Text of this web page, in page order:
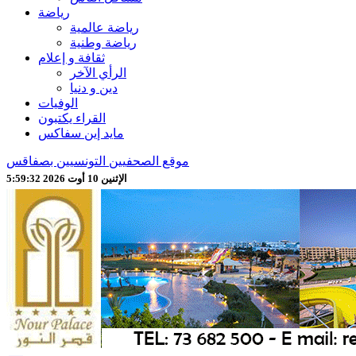
رياضة
رياضة عالمية
رياضة وطنية
ثقافة و إعلام
الرأي الآخر
دين و دنيا
الوفيات
القراء يكتبون
مايد إين سفاكس
موقع الصحفيين التونسيين بصفاقس
الإثنين 10 أوت 2026 5:59:34